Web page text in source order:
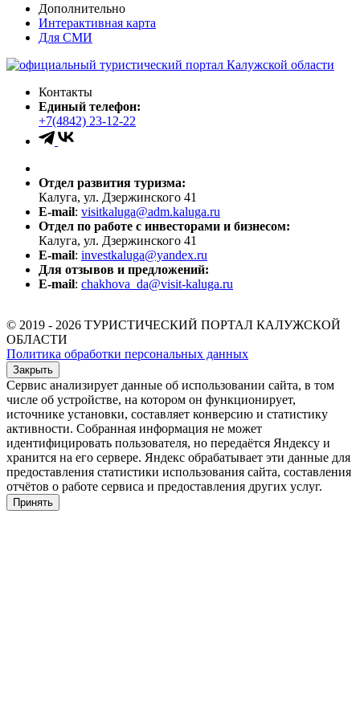
Дополнительно
Интерактивная карта
Для СМИ
Контакты
Единый телефон:
+7(4842) 23-12-22
Отдел развития туризма:
Калуга, ул. Дзержинского 41
E-mail: visitkaluga@adm.kaluga.ru
Отдел по работе с инвесторами и бизнесом:
Калуга, ул. Дзержинского 41
E-mail: investkaluga@yandex.ru
Для отзывов и предложений:
E-mail: chakhova_da@visit-kaluga.ru
© 2019 - 2026 ТУРИСТИЧЕСКИЙ ПОРТАЛ КАЛУЖСКОЙ
ОБЛАСТИ
Политика обработки персональных данных
Закрыть
Сервис анализирует данные об использовании сайта, в том
числе об устройстве, на котором он функционирует,
источнике установки, составляет конверсию и статистику
активности. Собранная информация не может
идентифицировать пользователя, но передаётся Яндексу и
хранится на его сервере. Яндекс обрабатывает эти данные для
предоставления статистики использования сайта, составления
отчётов о работе сервиса и предоставления других услуг.
Принять